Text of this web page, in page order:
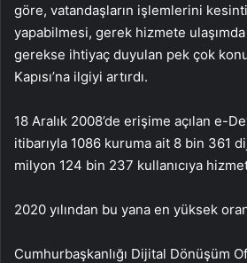
göre, vatandaşların işlemlerini
yapabilmesi, gerek hizmete ulaşımda
gerekse ihtiyaç duyulan pek çok
Kapısı’na ilgiyi artırdı.
18 Aralık 2008’de erişime açılan e-
itibarıyla 1086 kuruma ait 8 bin 361
milyon 124 bin 237 kullanıcıya
2020 yılından bu yana en yüksek
Cumhurbaşkanlığı Dijital Dönüşüm